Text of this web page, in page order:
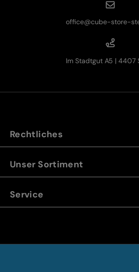
office@cube-store-
Im Stadtgut A5 | 4407
Rechtliches
Unser Sortiment
Service